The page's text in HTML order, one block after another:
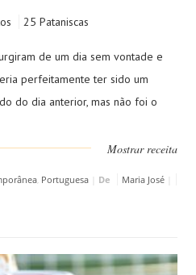
25 Pataniscas
de um dia sem vontade e
perfeitamente ter sido um
do dia anterior, mas não foi o
Mostrar receita
, Portuguesa| De Maria José|